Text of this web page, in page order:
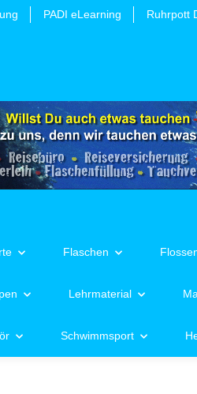
PADI eLearning Ruhrpott
Flaschen
Lehrmaterial
Schwimmsport